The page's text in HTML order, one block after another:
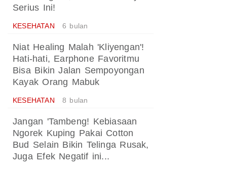
Serius Ini!
KESEHATAN 6 bulan
Niat Healing Malah 'Kliyengan'!
Hati-hati, Earphone Favoritmu
Bisa Bikin Jalan Sempoyongan
Kayak Orang Mabuk
KESEHATAN 8 bulan
Jangan 'Tambeng! Kebiasaan
Ngorek Kuping Pakai Cotton
Bud Selain Bikin Telinga Rusak,
Juga Efek Negatif ini...